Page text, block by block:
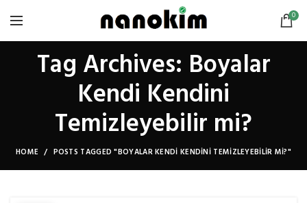
0
Tag Archives: Boyalar
Kendi Kendini
Temizleyebilir mi?
HOME POSTS TAGGED "BOYALAR KENDI KENDINI TEMIZLEYEBILIR MI?"